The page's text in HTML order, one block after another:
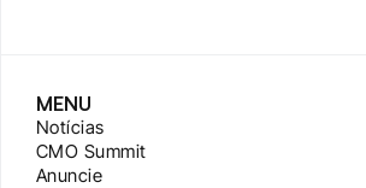
MENU
Notícias
CMO Summit
Anuncie